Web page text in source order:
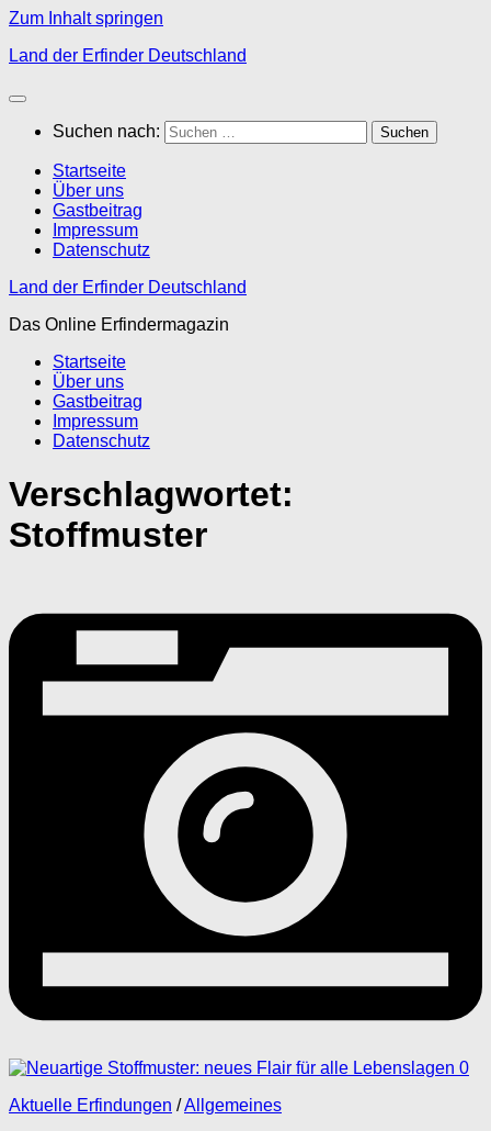
Zum Inhalt springen
Land der Erfinder Deutschland
Suchen nach:
Startseite
Über uns
Gastbeitrag
Impressum
Datenschutz
Land der Erfinder Deutschland
Das Online Erfindermagazin
Startseite
Über uns
Gastbeitrag
Impressum
Datenschutz
Verschlagwortet:
Stoffmuster
0
Aktuelle Erfindungen /Allgemeines